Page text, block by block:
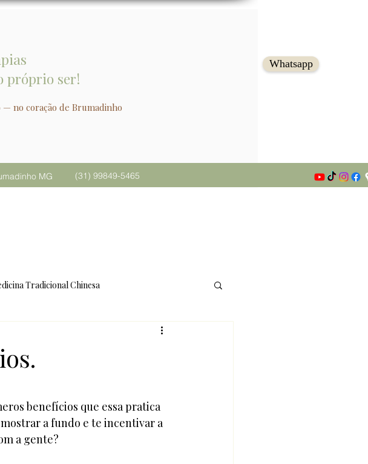
próprio ser!
no coração de Brumadinho
Whatsapp
(31) 99849-5465
MG
Tradicional Chinesa
benefícios que essa pratica
a fundo e te incentivar a
a gente?